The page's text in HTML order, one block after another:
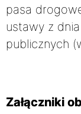
pasa
ustawy z
publicznych
Załączniki